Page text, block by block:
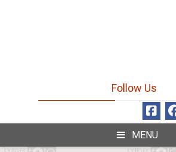
Follow Us
MENU